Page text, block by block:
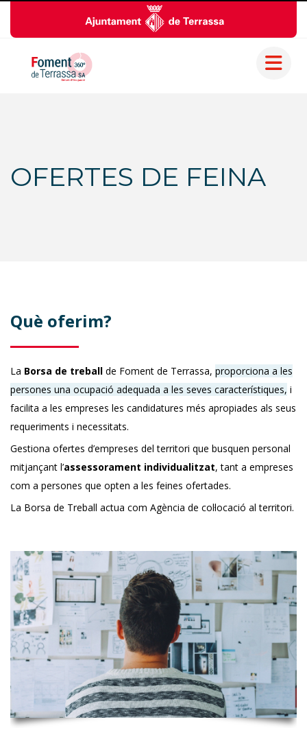
OFERTES DE FEINA
Què oferim?
La Borsa de treball de Foment de Terrassa, proporciona a les
persones una ocupació adequada a les seves característiques, i
facilita a les empreses les candidatures més apropiades als seus
requeriments i necessitats.
Gestiona ofertes d’empreses del territori que busquen personal
mitjançant l’assessorament individualitzat, tant a empreses
com a persones que opten a les feines ofertades.
La Borsa de Treball actua com Agència de col·locació al territori.